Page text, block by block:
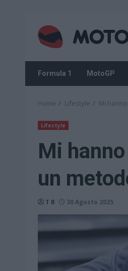
content
Formula 1 MotoGP
Home Lifestyle Mi
Lifestyle
Mi
un
T B 30 Agosto 2025